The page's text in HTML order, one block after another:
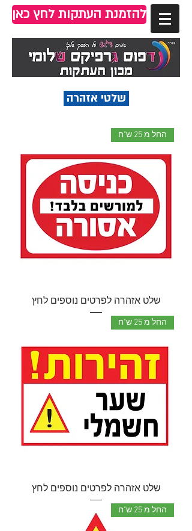
להזמנת העתקות לחץ כאן
שלטי אזהרה
החל מ 25 ש"ח
שלט אזהרה לפרטים נוספים לחץ
החל מ 25 ש"ח
שלט אזהרה לפרטים נוספים לחץ
החל מ 25 ש"ח